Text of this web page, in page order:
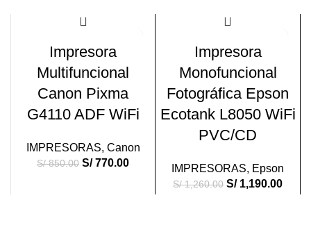
Impresora
Multifuncional
Canon Pixma
G4110 ADF WiFi
IMPRESORAS, Canon
S/850.00 S/770.00
DO
Impresora
Monofuncional
Fotográfica Epson
Ecotank L8050 WiFi
PVC/CD
IMPRESORAS, Epson
S/1,260.00 S/1,190.00